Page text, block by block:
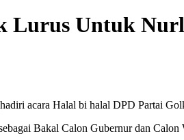
Lurus Untuk
acara Halal bi halal DPD Partai
Bakal Calon Gubernur dan